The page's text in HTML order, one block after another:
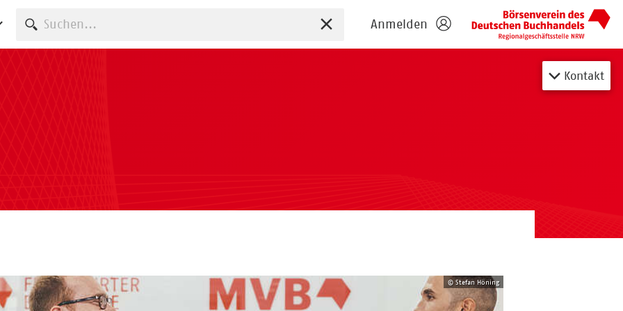
Suche starten Sucheingabe zurücksetzen
Anmelden
Kontakt
© Stefan Höning